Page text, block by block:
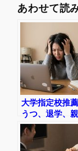
あわせて読
大学指定校推薦
うつ、退学、
安心で子供が
むことも